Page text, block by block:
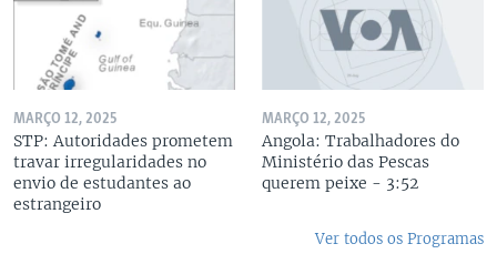
MARÇO 12, 2025
STP: Autoridades prometem
travar irregularidades no
envio de estudantes ao
estrangeiro
MARÇO 12, 2025
Angola: Trabalhadores do
Ministério das Pescas
querem peixe - 3:52
Ver todos os Programas